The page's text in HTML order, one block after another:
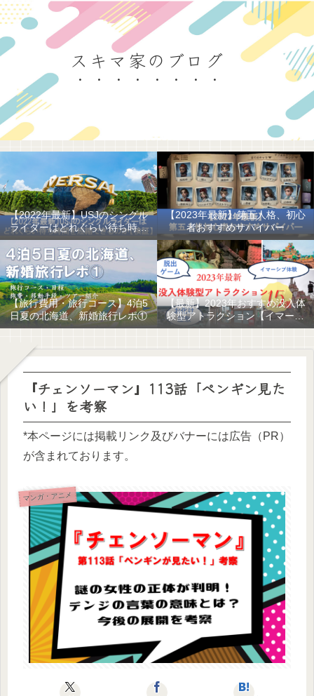
スキマ家のブログ
【2022年最新】USJのシングル
ライダーはどれぐらい待ち時間
を短縮できるのか
【2023年最新】第五人格、初心
者おすすめサバイバー
【旅行費用・旅行コース】4泊5
日夏の北海道、新婚旅行レポ①
【最新】2023年おすすめ没入体
験型アトラクション【イマーシ
ブ体験】
『チェンソーマン』113話「ペンギン見た
い！」を考察
*本ページには掲載リンク及びバナーには広告（PR）
が含まれております。
マンガ・アニメ